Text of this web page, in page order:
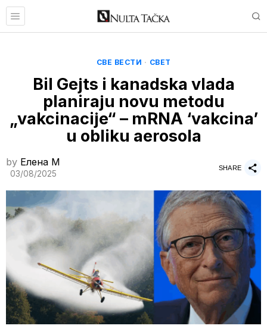
СВЕ ВЕСТИ · СВЕТ
Bil Gejts i kanadska vlada
planiraju novu metodu
„vakcinacije“ – mRNA ‘vakcina’
u obliku aerosola
by Елена M
03/08/2025
SHARE